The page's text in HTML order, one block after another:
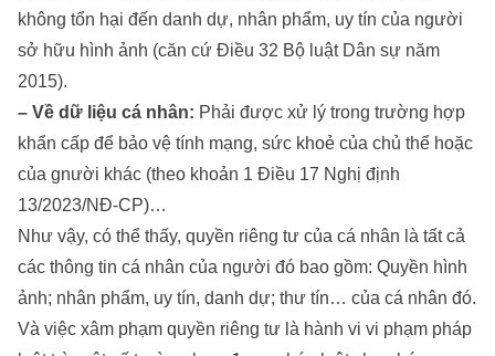
không tổn hại đến danh dự, nhân phẩm, uy tín của người
sở hữu hình ảnh (căn cứ Điều 32 Bộ luật Dân sự năm
2015).
– Về dữ liệu cá nhân: Phải được xử lý trong trường hợp
khẩn cấp để bảo vệ tính mạng, sức khoẻ của chủ thể hoặc
của gnười khác (theo khoản 1 Điều 17 Nghị định
13/2023/NĐ-CP)…
Như vậy, có thể thấy, quyền riêng tư của cá nhân là tất cả
các thông tin cá nhân của người đó bao gồm: Quyền hình
ảnh; nhân phẩm, uy tín, danh dự; thư tín… của cá nhân đó.
Và việc xâm phạm quyền riêng tư là hành vi vi phạm pháp